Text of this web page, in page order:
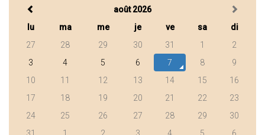
août 2026
lu
ma me je ve sa
di
27
28 29 30 31 1
2
3
4 5 6 7 8
9
10
11 12 13 14 15
16
17
18 19 20 21 22
23
24
25 26 27 28 29
30
31
1 2 3 4 5 6